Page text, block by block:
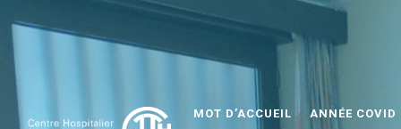
MOT D’ACCUEIL ANNÉE COVID
Panneau de gestion des cookies